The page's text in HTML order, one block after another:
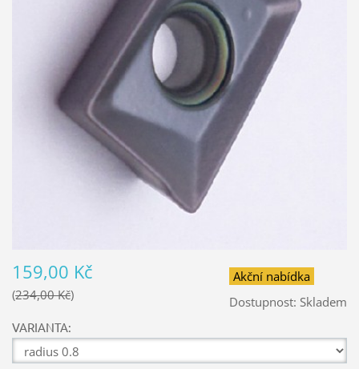
Akční nabídka
Dostupnost: Skladem
159,00 Kč
234,00 Kč
VARIANTA: